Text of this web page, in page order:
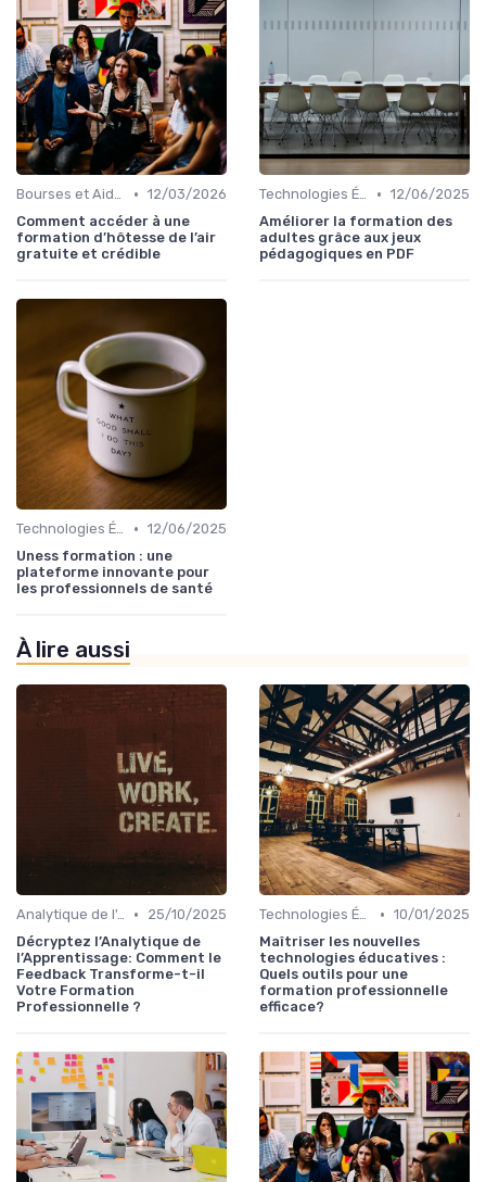
Bourses et Aides Étudiantes • 12/03/2026
Comment accéder à une
formation d’hôtesse de l’air
gratuite et crédible
Technologies Éducatives Innovantes • 12/06/2025
Améliorer la formation des
adultes grâce aux jeux
pédagogiques en PDF
Technologies Éducatives Innovantes • 12/06/2025
Uness formation : une
plateforme innovante pour
les professionnels de santé
À lire aussi
Analytique de l'Apprentissage et Feedback •
25/10/2025
Décryptez l’Analytique de
l’Apprentissage: Comment le
Feedback Transforme-t-il
Votre Formation
Professionnelle ?
Technologies Éducatives Innovantes • 10/01/2025
Maîtriser les nouvelles
technologies éducatives :
Quels outils pour une
formation professionnelle
efficace?